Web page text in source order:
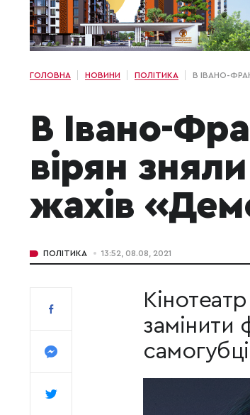
ГОЛОВНА НОВИНИ ПОЛІТИКА В ІВАНО-
В Івано-
вірян
жахів
ПОЛІТИКА 13:52, 08.08, 2021
замінити